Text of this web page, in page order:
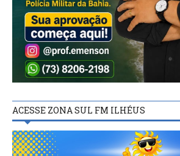
ACESSE ZONA SUL FM ILHÉUS